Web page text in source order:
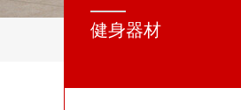
健身器材